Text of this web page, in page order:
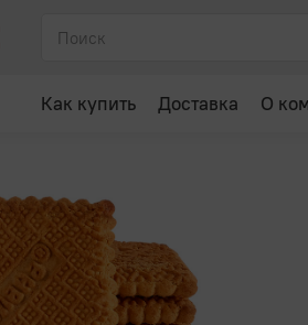
Как купить Доставка О
пряники, вафли